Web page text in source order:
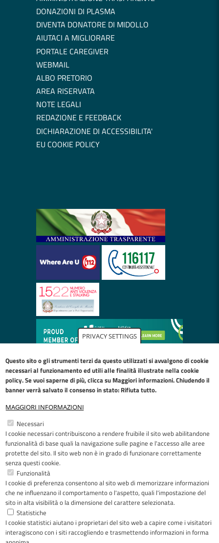
PRIVACY SETTINGS
Questo sito o gli strumenti terzi da questo utilizzati si avvalgono di cookie
necessari al funzionamento ed utili alle finalità illustrate nellacookie
policy. Se vuoi saperne di più, clicca su Maggiori informazioni. Chiudendo il
banner verrà salvato il consenso in stato: Rifiuta tutto.
MAGGIORI INFORMAZIONI
Necessari
I cookie necessari contribuiscono a rendere fruibile il sito web abilitandone
funzionalità di base quali la navigazione sulle pagine e l'accesso alle aree
protette del sito. Il sito web non è in grado di funzionare correttamente
senza questi cookie.
Funzionalità
I cookie di preferenza consentono al sito web di memorizzare informazioni
che ne influenzano il comportamento o l'aspetto, quali l'impostazione del
sito in alta visibilità o la dimensione del carattere selezionata.
Statistiche
I cookie statistici aiutano i proprietari del sito web a capire come i visitatori
interagiscono con i siti raccogliendo e trasmettendo informazioni in forma
DONAZIONI DI PLASMA
DIVENTA DONATORE DI MIDOLLO
AIUTACI A MIGLIORARE
PORTALE CAREGIVER
WEBMAIL
ALBO PRETORIO
AREA RISERVATA
NOTE LEGALI
REDAZIONE E FEEDBACK
DICHIARAZIONE DI ACCESSIBILITA'
EU COOKIE POLICY
Restiamo in contatto
FacebookYouTubeLinkedInInstagram
Riconoscimenti